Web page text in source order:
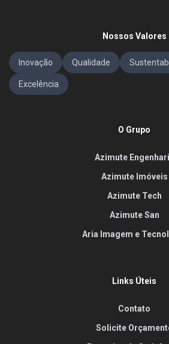
Nossos Valores
Inovação Qualidade
Excelência
O Grupo
Azimute
Azimute Imóveis
Azimute Tech
Azimute San
Aria Imagem e
Links Úteis
Contato
Solicite